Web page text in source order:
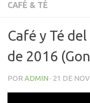
CAFÉ & TÉ
Café y Té
de 2016
POR ADMIN · 21 DE